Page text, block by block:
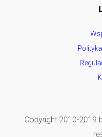
Copyright 2010-2019